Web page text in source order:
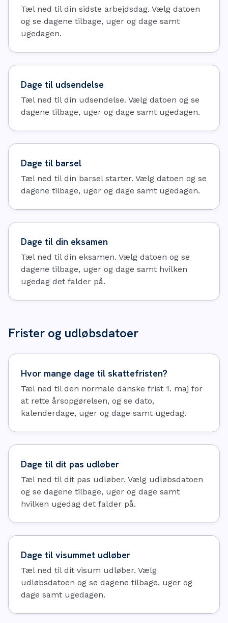
Tæl ned til din sidste arbejdsdag. Vælg datoen
og se dagene tilbage, uger og dage samt
ugedagen.
Dage til udsendelse
Tæl ned til din udsendelse. Vælg datoen og se
dagene tilbage, uger og dage samt ugedagen.
Dage til barsel
Tæl ned til din barsel starter. Vælg datoen og se
dagene tilbage, uger og dage samt ugedagen.
Dage til din eksamen
Tæl ned til din eksamen. Vælg datoen og se
dagene tilbage, uger og dage samt hvilken
ugedag det falder på.
Frister og udløbsdatoer
Hvor mange dage til skattefristen?
Tæl ned til den normale danske frist 1. maj for
at rette årsopgørelsen, og se dato,
kalenderdage, uger og dage samt ugedag.
Dage til dit pas udløber
Tæl ned til dit pas udløber. Vælg udløbsdatoen
og se dagene tilbage, uger og dage samt
hvilken ugedag det falder på.
Dage til visummet udløber
Tæl ned til dit visum udløber. Vælg
udløbsdatoen og se dagene tilbage, uger og
dage samt ugedagen.